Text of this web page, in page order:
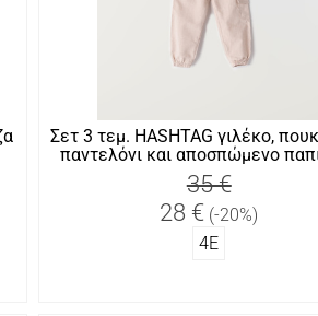
Σετ 3 τεμ. ΗASHTAG γιλέκο,
παντελόνι και αποσπώμενο
35 €
28 € (-20%)
4Ε